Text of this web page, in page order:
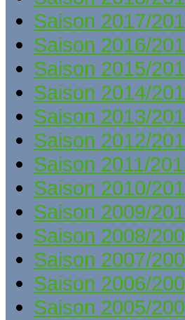
Saison 2017/
Saison 2016/
Saison 2015/
Saison 2014/
Saison 2013/
Saison 2012/
Saison 2011/
Saison 2010/
Saison 2009/
Saison 2008/
Saison 2007/
Saison 2006/
Saison 2005/